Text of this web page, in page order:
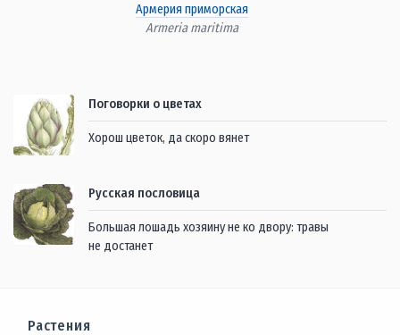
Армерия приморская
Armeria maritima
Поговорки о цветах
Хорош цветок, да скоро вянет
Русская пословица
Большая лошадь хозяину не ко двору: травы
не достанет
Растения